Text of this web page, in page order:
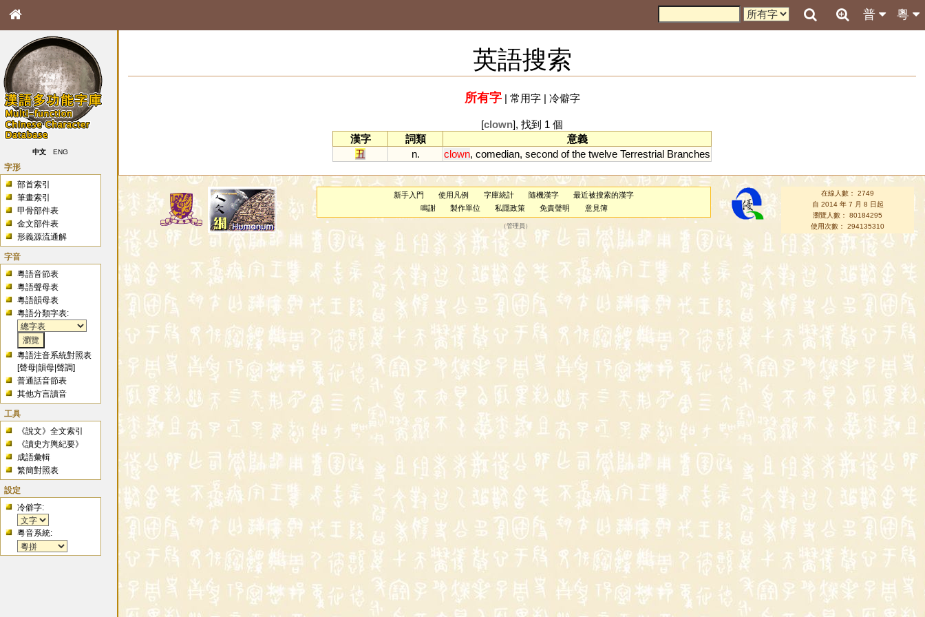
粵
普
中文 ENG
字形
部首索引
筆畫索引
甲骨部件表
金文部件表
形義源流通解
字音
粵語音節表
粵語聲母表
粵語韻母表
粵語分類字表:
粵語注音系統對照表
[聲母 |韻母 |聲調]
普通話音節表
其他方言讀音
工具
《說文》全文索引
《讀史方輿紀要》
成語彙輯
繁簡對照表
設定
冷僻字:
粵音系統:
英語搜索
所有字| 常用字| 冷僻字
[clown], 找到 1 個
漢字
詞類
意義
丑
n. clown, comedian, second of the twelve Terrestrial Branches
新手入門 使用凡例 字庫統計 隨機漢字
最近被搜索的漢字
鳴謝
製作單位 私隱政策 免責聲明 意見簿
（管理員 ）
在線人數： 2749
自 2014 年 7 月 8 日起
瀏覽人數： 80184295
使用次數： 294135310